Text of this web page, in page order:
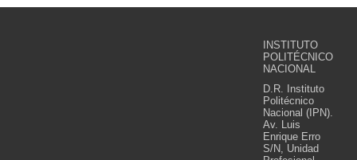
INSTITUTO
POLITÉCNICO
NACIONAL
D.R. Instituto
Politécnico
Nacional (IPN).
Av. Luis
Enrique Erro
S/N, Unidad